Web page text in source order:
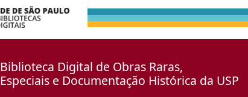
Biblioteca Digital de Obras Raras,
Especiais e Documentação Histórica da USP